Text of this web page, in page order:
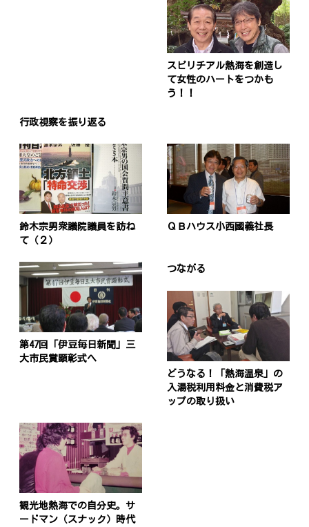
スピリチアル熱海を創造し
て女性のハートをつかも
う！！
行政視察を振り返る
鈴木宗男衆議院議員を訪ね
て（２）
ＱＢハウス小西國義社長
第47回「伊豆毎日新聞」三
大市民賞顕彰式へ
つながる
どうなる！「熱海温泉」の
入湯税利用料金と消費税ア
ップの取り扱い
観光地熱海での自分史。サ
ードマン（スナック）時代